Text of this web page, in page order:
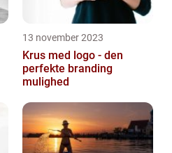
13 november 2023
Krus med logo - den
perfekte branding
mulighed